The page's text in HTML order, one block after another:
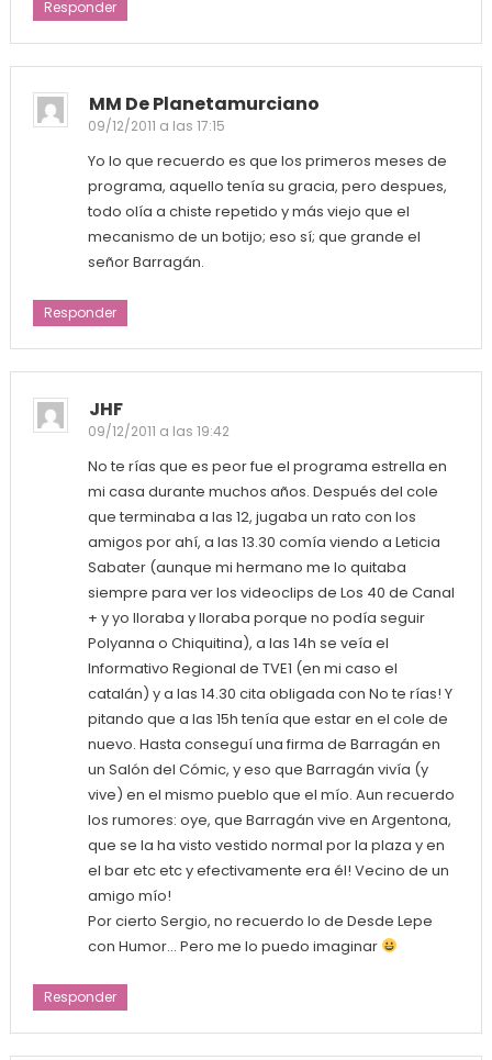
Responder
MM De Planetamurciano
09/12/2011 a las 17:15
Yo lo que recuerdo es que los primeros meses de
programa, aquello tenía su gracia, pero despues,
todo olía a chiste repetido y más viejo que el
mecanismo de un botijo; eso sí; que grande el
señor Barragán.
Responder
JHF
09/12/2011 a las 19:42
No te rías que es peor fue el programa estrella en
mi casa durante muchos años. Después del cole
que terminaba a las 12, jugaba un rato con los
amigos por ahí, a las 13.30 comía viendo a Leticia
Sabater (aunque mi hermano me lo quitaba
siempre para ver los videoclips de Los 40 de Canal
+ y yo lloraba y lloraba porque no podía seguir
Polyanna o Chiquitina), a las 14h se veía el
Informativo Regional de TVE1 (en mi caso el
catalán) y a las 14.30 cita obligada con No te rías! Y
pitando que a las 15h tenía que estar en el cole de
nuevo. Hasta conseguí una firma de Barragán en
un Salón del Cómic, y eso que Barragán vivía (y
vive) en el mismo pueblo que el mío. Aun recuerdo
los rumores: oye, que Barragán vive en Argentona,
que se la ha visto vestido normal por la plaza y en
el bar etc etc y efectivamente era él! Vecino de un
amigo mío!
Por cierto Sergio, no recuerdo lo de Desde Lepe
con Humor… Pero me lo puedo imaginar
Responder